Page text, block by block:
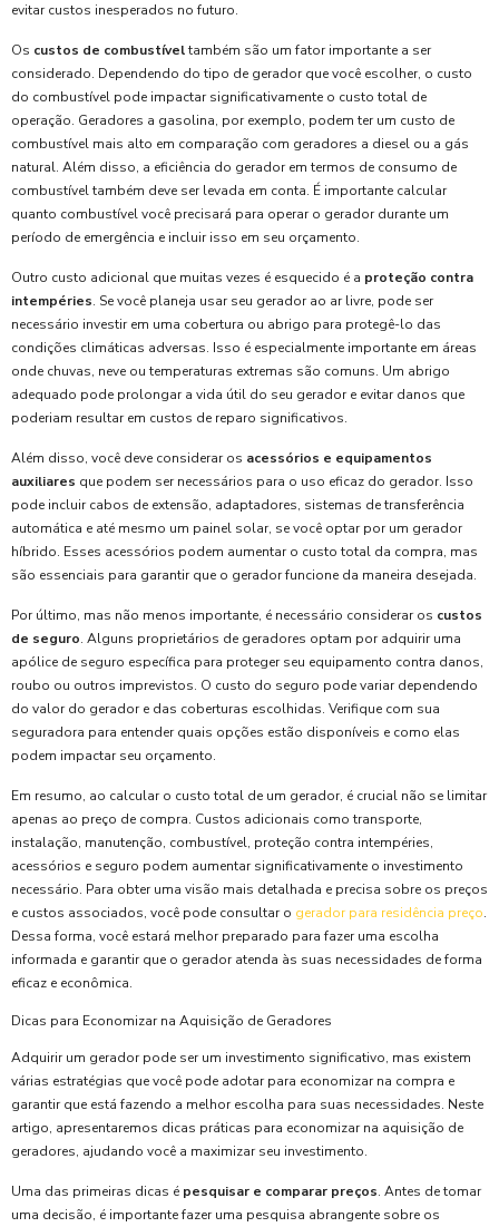
evitar custos inesperados no futuro.
Os custos de combustíveltambém são um fator importante a ser
considerado. Dependendo do tipo de gerador que você escolher, o custo
do combustível pode impactar significativamente o custo total de
operação. Geradores a gasolina, por exemplo, podem ter um custo de
combustível mais alto em comparação com geradores a diesel ou a gás
natural. Além disso, a eficiência do gerador em termos de consumo de
combustível também deve ser levada em conta. É importante calcular
quanto combustível você precisará para operar o gerador durante um
período de emergência e incluir isso em seu orçamento.
Outro custo adicional que muitas vezes é esquecido é a proteção contra
intempéries. Se você planeja usar seu gerador ao ar livre, pode ser
necessário investir em uma cobertura ou abrigo para protegê-lo das
condições climáticas adversas. Isso é especialmente importante em áreas
onde chuvas, neve ou temperaturas extremas são comuns. Um abrigo
adequado pode prolongar a vida útil do seu gerador e evitar danos que
poderiam resultar em custos de reparo significativos.
Além disso, você deve considerar os acessórios e equipamentos
auxiliares que podem ser necessários para o uso eficaz do gerador. Isso
pode incluir cabos de extensão, adaptadores, sistemas de transferência
automática e até mesmo um painel solar, se você optar por um gerador
híbrido. Esses acessórios podem aumentar o custo total da compra, mas
são essenciais para garantir que o gerador funcione da maneira desejada.
Por último, mas não menos importante, é necessário considerar os custos
de seguro. Alguns proprietários de geradores optam por adquirir uma
apólice de seguro específica para proteger seu equipamento contra danos,
roubo ou outros imprevistos. O custo do seguro pode variar dependendo
do valor do gerador e das coberturas escolhidas. Verifique com sua
seguradora para entender quais opções estão disponíveis e como elas
podem impactar seu orçamento.
Em resumo, ao calcular o custo total de um gerador, é crucial não se limitar
apenas ao preço de compra. Custos adicionais como transporte,
instalação, manutenção, combustível, proteção contra intempéries,
acessórios e seguro podem aumentar significativamente o investimento
necessário. Para obter uma visão mais detalhada e precisa sobre os preços
e custos associados, você pode consultar o gerador para residência preço.
Dessa forma, você estará melhor preparado para fazer uma escolha
informada e garantir que o gerador atenda às suas necessidades de forma
eficaz e econômica.
Dicas para Economizar na Aquisição de Geradores
Adquirir um gerador pode ser um investimento significativo, mas existem
várias estratégias que você pode adotar para economizar na compra e
garantir que está fazendo a melhor escolha para suas necessidades. Neste
artigo, apresentaremos dicas práticas para economizar na aquisição de
geradores, ajudando você a maximizar seu investimento.
Uma das primeiras dicas é pesquisar e comparar preços. Antes de tomar
uma decisão, é importante fazer uma pesquisa abrangente sobre os